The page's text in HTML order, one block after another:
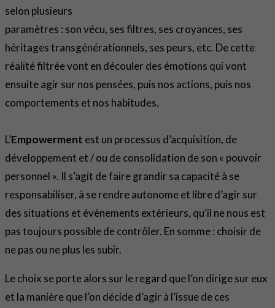
selon plusieurs
paramètres : son vécu, ses filtres, ses croyances, ses
héritages transgénérationnels, ses peurs, etc. De cette
réalité filtrée vont en découler des émotions qui vont
ensuite agir sur nos pensées, puis nos actions, puis nos
comportements et nos habitudes.
L’Empowerment est un processus d’acquisition, de
développement et / ou de consolidation de son « pouvoir
personnel ». Il s’agit de faire grandir sa capacité à se
responsabiliser, à se rendre autonome et libre d’agir sur
des situations et évènements extérieurs, qu’il ne nous est
pas toujours possible de contrôler. En somme : choisir de
ne pas ou ne plus les subir.
Le choix se porte alors sur le regard que l’on dirige sur eux
et la manière que l’on décide d’agir à l’issue de ces